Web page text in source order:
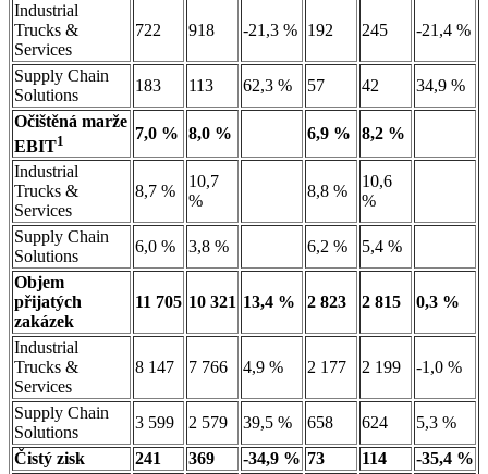
Industrial
Trucks &
Services
722 918 -21,3 % 192 245 -21,4 %
Supply Chain
Solutions
183 113 62,3 % 57 42
34,9 %
Očištěná marže
EBIT1 7,0 % 8,0 % 6,9 % 8,2 %
Industrial
Trucks &
Services
8,7 %
10,7
%
8,8 %
10,6
%
Supply Chain
Solutions
6,0 % 3,8 % 6,2 %
5,4 %
Objem
přijatých
zakázek
11 705 10 321 13,4 % 2 823 2 815 0,3 %
Industrial
Trucks &
Services
8 147 7 766 4,9 % 2 177 2 199 -1,0 %
Supply Chain
Solutions
3 599 2 579 39,5 % 658 624
5,3 %
Čistý zisk
241 369 -34,9 % 73 114
-35,4 %